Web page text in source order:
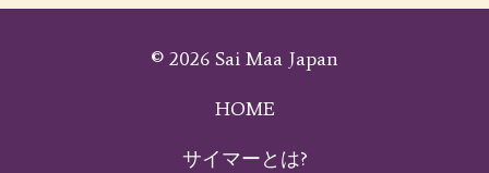
© 2026 Sai Maa Japan
HOME
サイマーとは?